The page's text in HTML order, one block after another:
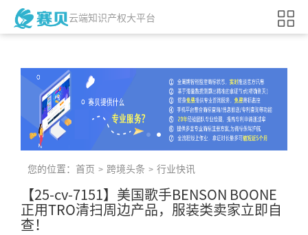
云端知识产权大平台
您的位置： 首页 > 跨境头条 > 行业快讯
【25-cv-7151】美国歌手BENSON BOONE
正用TRO清扫周边产品，服装类卖家立即自
查！